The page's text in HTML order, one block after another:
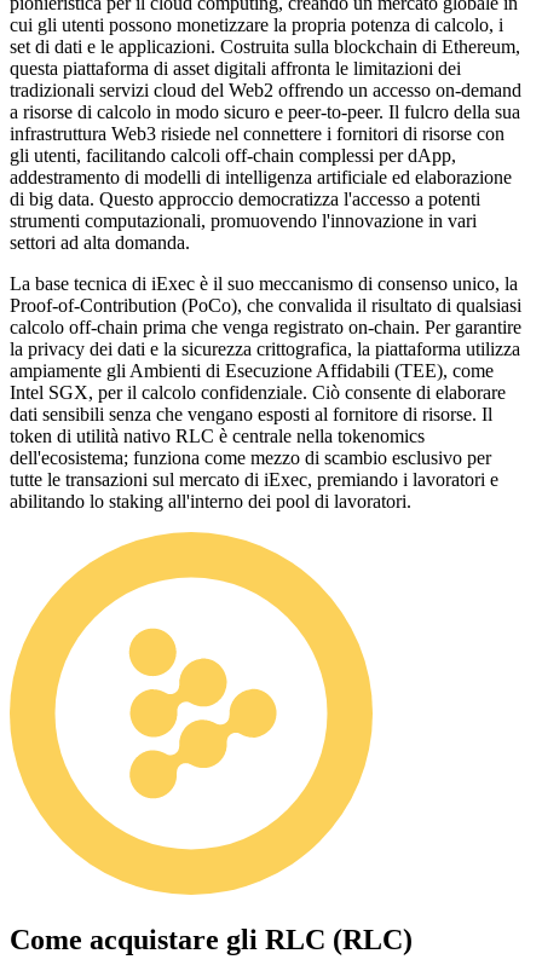
cui gli utenti possono monetizzare la propria potenza di calcolo, i
set di dati e le applicazioni. Costruita sulla blockchain di Ethereum,
questa piattaforma di asset digitali affronta le limitazioni dei
tradizionali servizi cloud del Web2 offrendo un accesso on-demand
a risorse di calcolo in modo sicuro e peer-to-peer. Il fulcro della sua
infrastruttura Web3 risiede nel connettere i fornitori di risorse con
gli utenti, facilitando calcoli off-chain complessi per dApp,
addestramento di modelli di intelligenza artificiale ed elaborazione
di big data. Questo approccio democratizza l'accesso a potenti
strumenti computazionali, promuovendo l'innovazione in vari
settori ad alta domanda.
La base tecnica di iExec è il suo meccanismo di consenso unico, la
Proof-of-Contribution (PoCo), che convalida il risultato di qualsiasi
calcolo off-chain prima che venga registrato on-chain. Per garantire
la privacy dei dati e la sicurezza crittografica, la piattaforma utilizza
ampiamente gli Ambienti di Esecuzione Affidabili (TEE), come
Intel SGX, per il calcolo confidenziale. Ciò consente di elaborare
dati sensibili senza che vengano esposti al fornitore di risorse. Il
token di utilità nativo RLC è centrale nella tokenomics
dell'ecosistema; funziona come mezzo di scambio esclusivo per
tutte le transazioni sul mercato di iExec, premiando i lavoratori e
abilitando lo staking all'interno dei pool di lavoratori.
Come acquistare gli RLC (RLC)